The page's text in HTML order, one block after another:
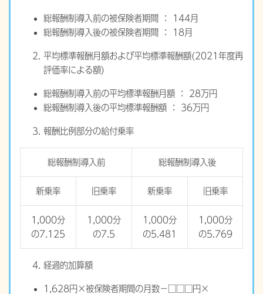
総報酬制導入前の被保険者期間 ： 144月
総報酬制導入後の被保険者期間 ： 18月
平均標準報酬月額および平均標準報酬額(2021年度再
評価率による額)
総報酬制導入前の平均標準報酬月額 ： 28万円
総報酬制導入後の平均標準報酬額 ： 36万円
報酬比例部分の給付乗率
総報酬制導入前 総報酬制導入後
新乗率 旧乗率 新乗率 旧乗率
1,000分
の7.125
1,000分
の7.5
1,000分
の5.481
1,000分
の5.769
経過的加算額
1,628円×被保険者期間の月数−□□□円×